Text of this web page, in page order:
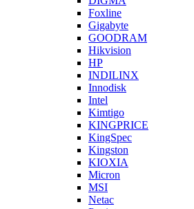
Foxline
Gigabyte
GOODRAM
Hikvision
HP
INDILINX
Innodisk
Intel
Kimtigo
KINGPRICE
KingSpec
Kingston
KIOXIA
Micron
MSI
Netac